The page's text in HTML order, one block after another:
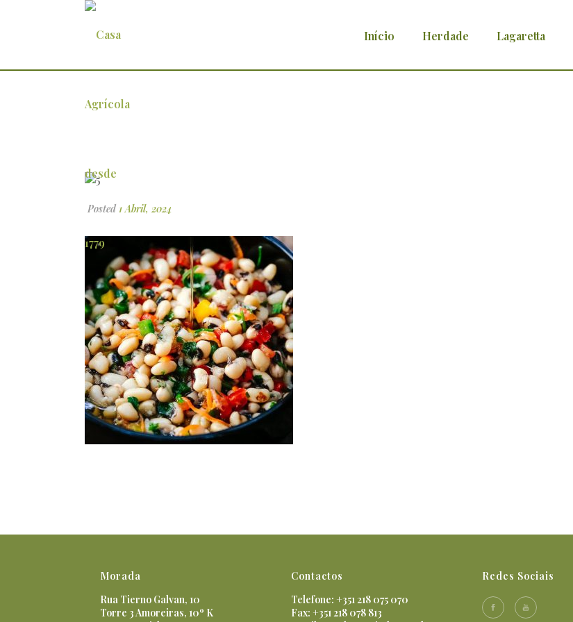
Início Herdade Lagaretta
5
Posted 1 Abril, 2024
Morada
Rua Tierno Galvan, 10
Torre 3 Amoreiras, 10º K
Contactos
Telefone: +351 218 075 070
Fax: +351 218 078 813
Redes Sociais